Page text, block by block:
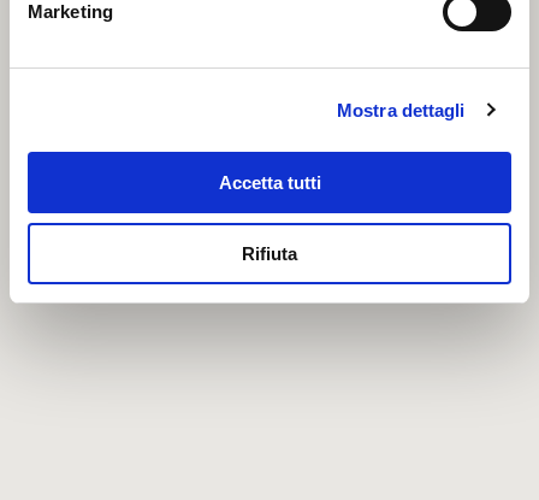
Marketing
Mostra dettagli
Accetta tutti
Rifiuta
Ritagli di stoccafisso ammollato